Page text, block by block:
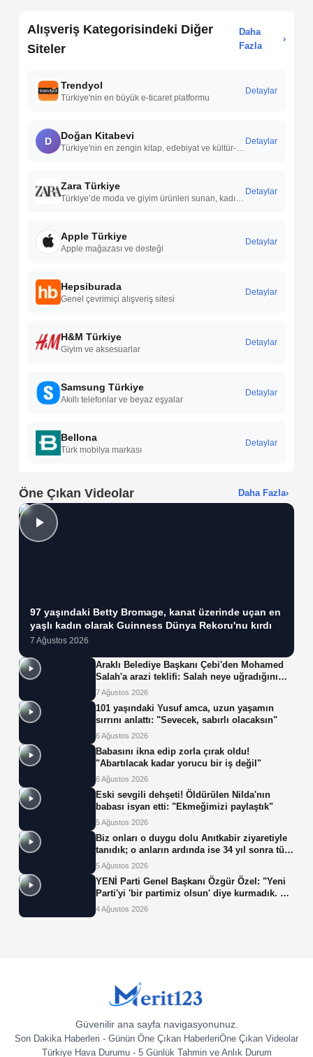
Alışveriş Kategorisindeki Diğer
Siteler
Daha
Fazla
›
Trendyol
Türkiye'nin en büyük e-ticaret platformu
Detaylar
D Doğan Kitabevi Detaylar
Zara Türkiye Detaylar
Apple Türkiye
Apple mağazası ve desteği
Detaylar
Hepsiburada
Genel çevrimiçi alışveriş sitesi
Detaylar
H&M Türkiye
Giyim ve aksesuarlar
Detaylar
Samsung Türkiye
Akıllı telefonlar ve beyaz eşyalar
Detaylar
Bellona
Türk mobilya markası
Detaylar
Öne Çıkan Videolar Daha Fazla›
97 yaşındaki Betty Bromage, kanat üzerinde uçan en
yaşlı kadın olarak Guinness Dünya Rekoru'nu kırdı
7 Ağustos 2026
Araklı Belediye Başkanı Çebi'den Mohamed
Salah'a arazi teklifi: Salah neye uğradığını
şaşırdı!
7 Ağustos 2026
101 yaşındaki Yusuf amca, uzun yaşamın
sırrını anlattı: "Sevecek, sabırlı olacaksın"
6 Ağustos 2026
Babasını ikna edip zorla çırak oldu!
"Abartılacak kadar yorucu bir iş değil"
6 Ağustos 2026
Eski sevgili dehşeti! Öldürülen Nilda'nın
babası isyan etti: "Ekmeğimizi paylaştık"
5 Ağustos 2026
Biz onları o duygu dolu Anıtkabir ziyaretiyle
tanıdık; o anların ardında ise 34 yıl sonra tüp
bebek tedavisiyle gelen çifte mucize yatıyor.
5 Ağustos 2026
YENİ Parti Genel Başkanı Özgür Özel: "Yeni
Parti'yi 'bir partimiz olsun' diye kurmadık. Biz
yeni partiyi iktidar olsun, milleti iktidara
4 Ağustos 2026
Güvenilir ana sayfa navigasyonunuz.
Son Dakika Haberleri - Günün Öne Çıkan HaberleriÖne Çıkan Videolar
Türkiye Hava Durumu - 5 Günlük Tahmin ve Anlık Durum